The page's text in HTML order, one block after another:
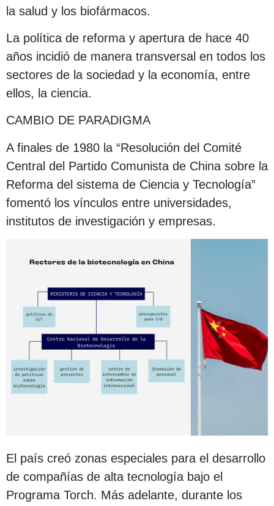
la salud y los biofármacos.
La política de reforma y apertura de hace 40
años incidió de manera transversal en todos los
sectores de la sociedad y la economía, entre
ellos, la ciencia.
CAMBIO DE PARADIGMA
A finales de 1980 la “Resolución del Comité
Central del Partido Comunista de China sobre la
Reforma del sistema de Ciencia y Tecnología”
fomentó los vínculos entre universidades,
institutos de investigación y empresas.
El país creó zonas especiales para el desarrollo
de compañías de alta tecnología bajo el
Programa Torch. Más adelante, durante los